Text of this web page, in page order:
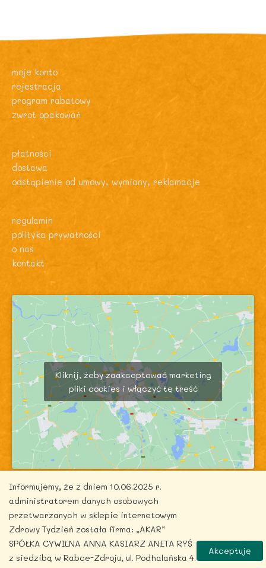
moje konto
rejestracja
program rabatowy
zwrot opakowań
płatności
dostawa
odstąpienie od umowy, wymiany, reklamacje
regulamin
polityka prywatności
o nas
kontakt
Kliknij, żeby zaakceptować marketing
pliki cookies i włączyć tę treść
Copyright © 2026 zdrowytydzien.pl | Powered by
ITentego.pl
Informujemy, że z dniem 10.06.2025 r.
administratorem danych osobowych
przetwarzanych w sklepie internetowym
Zdrowy Tydzień została firma: „AKAR”
SPÓŁKA CYWILNA ANNA KASIARZ ANETA RYŚ
z siedzibą w Rabce-Zdroju, ul. Podhalańska 4.
Akceptuję